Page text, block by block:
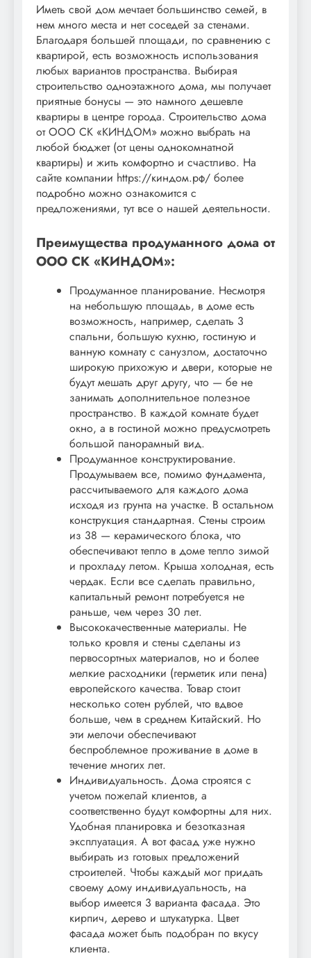
Иметь свой дом мечтает большинство семей, в
нем много места и нет соседей за стенами.
Благодаря большей площади, по сравнению с
квартирой, есть возможность использования
любых вариантов пространства. Выбирая
строительство одноэтажного дома, мы получает
приятные бонусы — это намного дешевле
квартиры в центре города. Строительство дома
от ООО СК «КИНДОМ» можно выбрать на
любой бюджет (от цены однокомнатной
квартиры) и жить комфортно и счастливо. На
сайте компании https://киндом.рф/ более
подробно можно ознакомится с
предложениями, тут все о нашей деятельности.
Преимущества продуманного дома от
ООО СК «КИНДОМ»:
Продуманное планирование. Несмотря
на небольшую площадь, в доме есть
возможность, например, сделать 3
спальни, большую кухню, гостиную и
ванную комнату с санузлом, достаточно
широкую прихожую и двери, которые не
будут мешать друг другу, что — бе не
занимать дополнительное полезное
пространство. В каждой комнате будет
окно, а в гостиной можно предусмотреть
большой панорамный вид.
Продуманное конструктирование.
Продумываем все, помимо фундамента,
рассчитываемого для каждого дома
исходя из грунта на участке. В остальном
конструкция стандартная. Стены строим
из 38 — керамического блока, что
обеспечивают тепло в доме тепло зимой
и прохладу летом. Крыша холодная, есть
чердак. Если все сделать правильно,
капитальный ремонт потребуется не
раньше, чем через 30 лет.
Высококачественные материалы. Не
только кровля и стены сделаны из
первосортных материалов, но и более
мелкие расходники (герметик или пена)
европейского качества. Товар стоит
несколько сотен рублей, что вдвое
больше, чем в среднем Китайский. Но
эти мелочи обеспечивают
беспроблемное проживание в доме в
течение многих лет.
Индивидуальность. Дома строятся с
учетом пожелай клиентов, а
соответственно будут комфортны для них.
Удобная планировка и безотказная
эксплуатация. А вот фасад уже нужно
выбирать из готовых предложений
строителей. Чтобы каждый мог придать
своему дому индивидуальность, на
выбор имеется 3 варианта фасада. Это
кирпич, дерево и штукатурка. Цвет
фасада может быть подобран по вкусу
клиента.